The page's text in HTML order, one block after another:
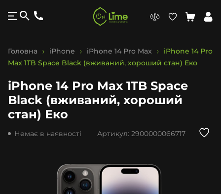
Головна iPhone iPhone 14 Pro Max
iPhone 14 Pro
Max 1TB Space Black (вживаний, хороший стан) Еко
iPhone 14 Pro Max 1TB Space
Black (вживаний, хороший
стан) Еко
Немає в наявності Артикул: 2900000066717